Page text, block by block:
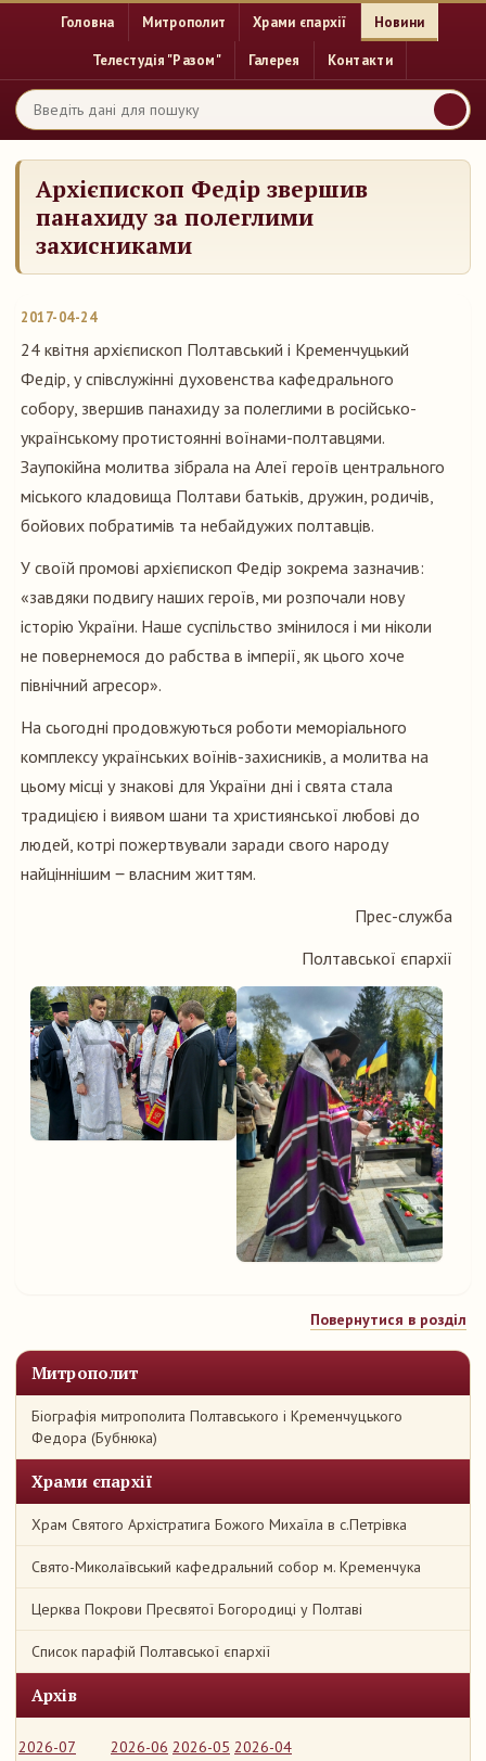
Головна Митрополит Храми єпархії Новини
Телестудія "Разом" Галерея Контакти
Митрополит
Біографія митрополита Полтавського і Кременчуцького
Федора (Бубнюка)
Храми єпархії
Храм Святого Архістратига Божого Михаїла в с.Петрівка
Свято-Миколаївський кафедральний собор м. Кременчука
Церква Покрови Пресвятої Богородиці у Полтаві
Список парафій Полтавської єпархії
Архів
2026-07 2026-06 2026-05 2026-04
Архієпископ Федір звершив
панахиду за полеглими
захисниками
2017-04-24
24 квітня архієпископ Полтавський і Кременчуцький
Федір, у співслужінні духовенства кафедрального
собору, звершив панахиду за полеглими в російсько-
українському протистоянні воїнами-полтавцями.
Заупокійна молитва зібрала на Алеї героїв центрального
міського кладовища Полтави батьків, дружин, родичів,
бойових побратимів та небайдужих полтавців.
У своїй промові архієпископ Федір зокрема зазначив:
«завдяки подвигу наших героїв, ми розпочали нову
історію України. Наше суспільство змінилося і ми ніколи
не повернемося до рабства в імперії, як цього хоче
північний агресор».
На сьогодні продовжуються роботи меморіального
комплексу українських воїнів-захисників, а молитва на
цьому місці у знакові для України дні і свята стала
традицією і виявом шани та християнської любові до
людей, котрі пожертвували заради свого народу
найціннішим ‒ власним життям.
Прес-служба
Полтавської єпархії
Повернутися в розділ